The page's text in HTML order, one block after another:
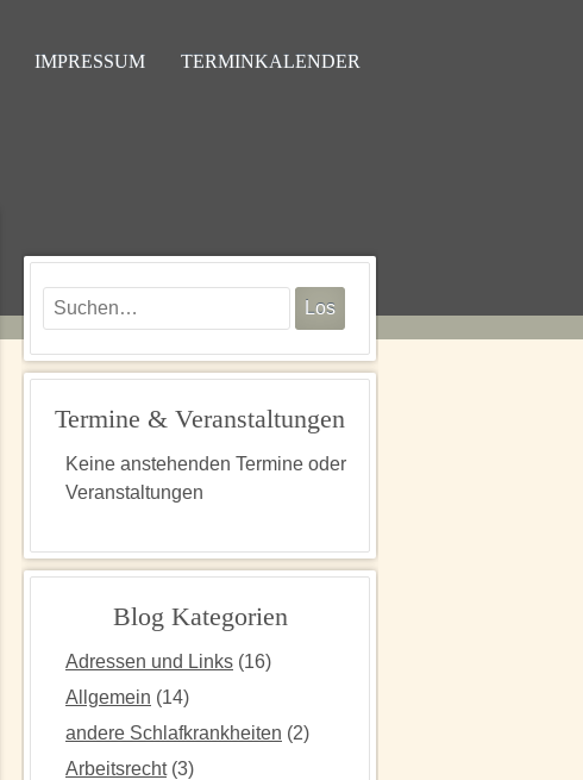
IMPRESSUM TERMINKALENDER
Termine & Veranstaltungen
Keine anstehenden Termine oder
Veranstaltungen
Blog Kategorien
Adressen und Links (16)
Allgemein (14)
andere Schlafkrankheiten (2)
Arbeitsrecht(3)